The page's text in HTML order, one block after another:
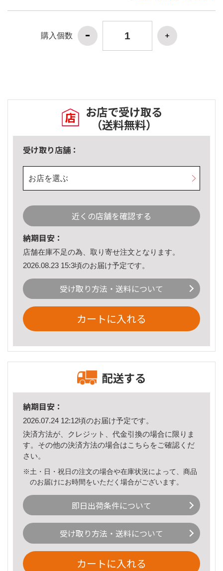
購入個数
お店で受け取る
（送料無料）
受け取り店舗：
お店を選ぶ
近くの店舗を確認する
納期目安：
店舗在庫不足の為、取り寄せ注文となります。
2026.08.23 15:3頃のお届け予定です。
受け取り方法・送料について
カートに入れる
配送する
納期目安：
2026.07.24 12:12頃のお届け予定です。
決済方法が、クレジット、代金引換の場合に限りま
す。その他の決済方法の場合はこちら をご確認くだ
さい。
※土・日・祝日の注文の場合や在庫状況によって、商品
のお届けにお時間をいただく場合がございます。
即日出荷条件について
受け取り方法・送料について
カートに入れる